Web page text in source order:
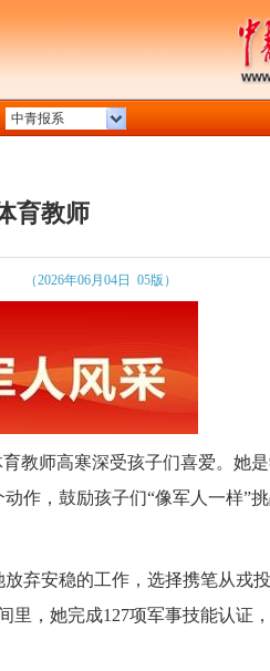
中青报系
育教师
（2026年06月04日 05版）
教师高寒深受孩子们喜爱。她
作，鼓励孩子们“像军人一样”挑
弃安稳的工作，选择携笔从戎投
里，她完成127项军事技能认证